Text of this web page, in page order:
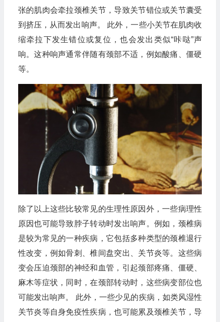
张的肌肉会牵拉颈椎关节，导致关节错位或关节囊受
到挤压，从而发出响声。 此外，一些小关节在肌肉收
缩牵拉下发生错位或复位，也会发出类似“咔哒”声
响。这种响声通常伴随有颈部不适，例如酸痛、僵硬
等。
除了以上这些比较常见的生理性原因外，一些病理性
原因也可能导致脖子转动时发出响声。例如，颈椎病
是较为常见的一种疾病，它包括多种类型的颈椎退行
性改变，例如骨刺、椎间盘突出、关节炎等。这些病
变会压迫颈部的神经和血管，引起颈部疼痛、僵硬、
麻木等症状，同时，在颈部转动时，这些病变部位也
可能发出响声。 此外，一些少见的疾病，如类风湿性
关节炎等自身免疫性疾病，也可能累及颈椎关节，导